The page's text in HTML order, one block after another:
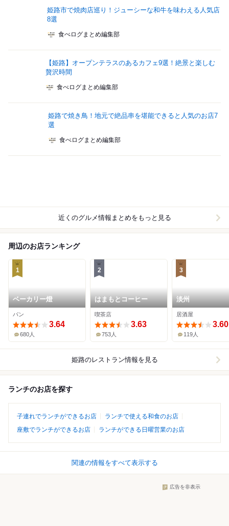
姫路市で焼肉店巡り！ジューシーな和牛を味わえる人気店
8選
食べログまとめ編集部
【姫路】オープンテラスのあるカフェ9選！絶景と楽しむ
贅沢時間
食べログまとめ編集部
姫路で焼き鳥！地元で絶品串を堪能できると人気のお店7
選
食べログまとめ編集部
近くのグルメ情報まとめをもっと見る
周辺のお店ランキング
1
ベーカリー燈
パン
3.64
680人
2
はまもとコーヒー
喫茶店
3.63
753人
3
淡州
居酒屋
3.60
119人
姫路のレストラン情報を見る
ランチのお店を探す
子連れでランチができるお店
ランチで使える和食のお店
座敷でランチができるお店
ランチができる日曜営業のお店
関連の情報をすべて表示する
広告を非表示